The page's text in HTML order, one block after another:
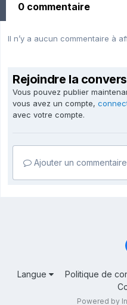
0 commentaire
Il n’y a aucun commentaire à
Rejoindre la
Vous pouvez publier
vous avez un compte,
avec votre compte.
Ajouter un
Langue Politique de
Powered by